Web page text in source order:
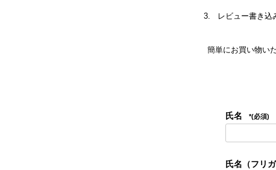
レビュー書き込
簡単にお買い物い
氏名 (必須)
氏名（フリ